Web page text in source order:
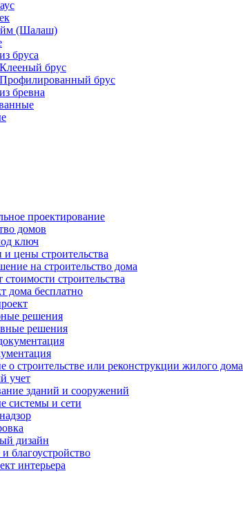
(Шалаш)
бруса
Клееный брус
Профилированный брус
бревна
проектирование
домов
ключ
цены строительства
на строительство дома
стоимости строительства
дома бесплатно
решения
решения
о строительстве или реконструкции жилого дома
учет
зданий и сооружений
системы и сети
дизайн
благоустройство
интерьера